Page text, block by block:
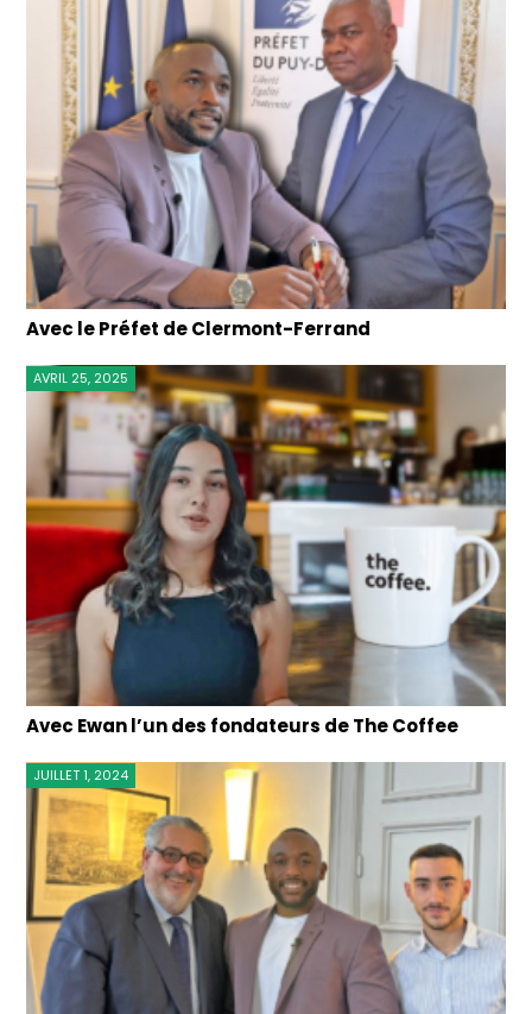
Avec le Préfet de Clermont-Ferrand
Avec Ewan l’un des fondateurs de The Coffee
AVRIL 25, 2025
JUILLET 1, 2024